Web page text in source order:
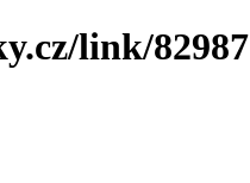
link/82987